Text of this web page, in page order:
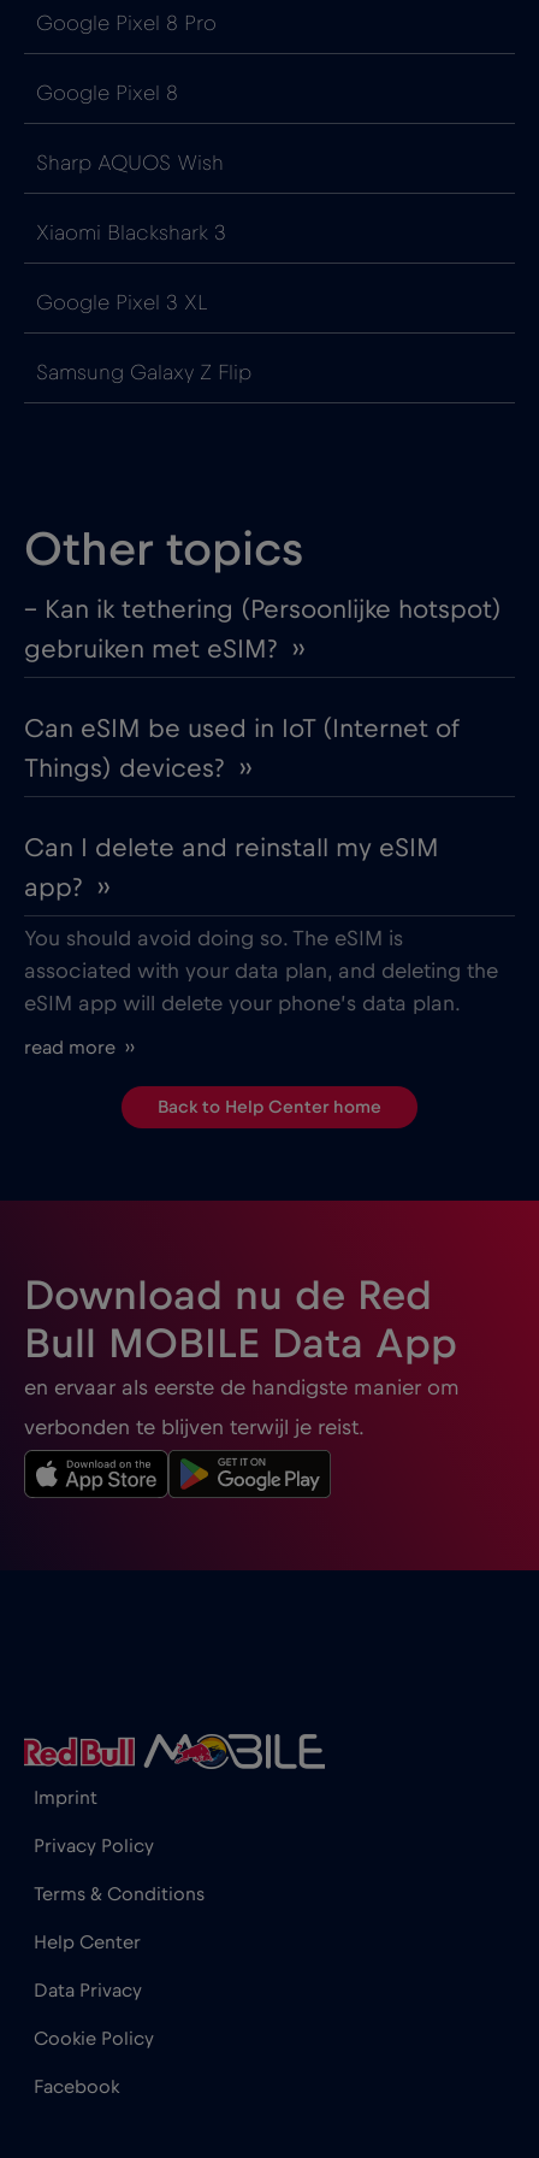
Google Pixel 8 Pro
Google Pixel 8
Sharp AQUOS Wish
Xiaomi Blackshark 3
Google Pixel 3 XL
Samsung Galaxy Z Flip
Other topics
– Kan ik tethering (Persoonlijke hotspot)
gebruiken met eSIM? ››
Can eSIM be used in IoT (Internet of
Things) devices? ››
Can I delete and reinstall my eSIM
app? ››
You should avoid doing so. The eSIM is
associated with your data plan, and deleting the
eSIM app will delete your phone’s data plan.
read more ››
Back to Help Center home
Download nu de Red
Bull MOBILE Data App
en ervaar als eerste de handigste manier om
verbonden te blijven terwijl je reist.
Imprint
Privacy Policy
Terms & Conditions
Help Center
Data Privacy
Cookie Policy
Facebook